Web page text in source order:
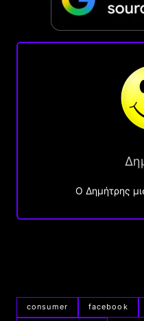
O Δημήτρης
consumer facebook